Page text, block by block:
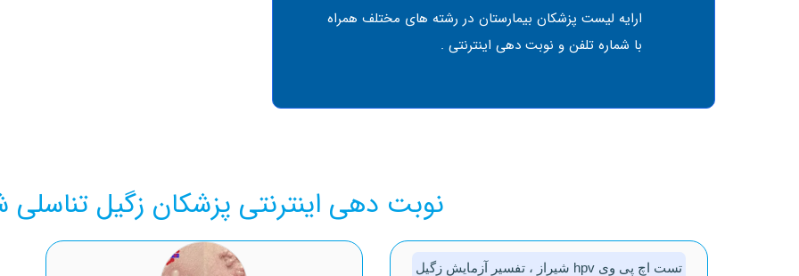
ارایه لیست پزشکان بیمارستان در رشته های مختلف همراه
با شماره تلفن و نوبت دهی اینترنتی .
نوبت دهی اینترنتی پزشکان زگیل تناسلی
تست اچ پی وی hpv شیراز ، تفسیر آزمایش زگیل